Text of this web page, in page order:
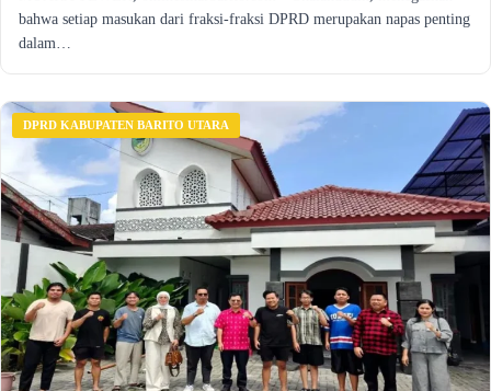
bahwa setiap masukan dari fraksi-fraksi DPRD merupakan napas penting
dalam…
DPRD KABUPATEN BARITO UTARA